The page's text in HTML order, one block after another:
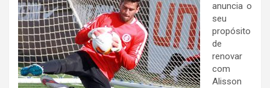
anuncia o
seu
propósito
de
renovar
com
Alisson